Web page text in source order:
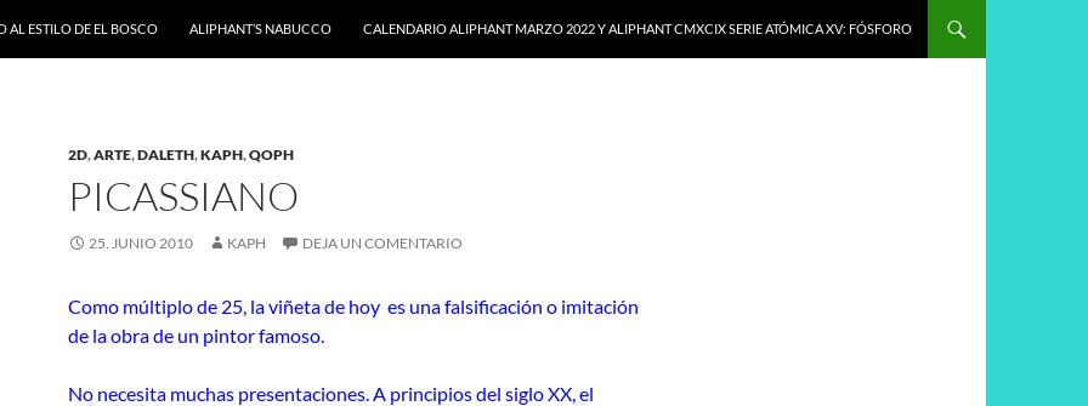
AL ESTILO DE EL BOSCO ALIPHANT’S NABUCCO CALENDARIO ALIPHANT MARZO 2022 Y ALIPHANT CMXCIX SERIE ATÓMICA XV: FÓSFORO
2D,ARTE,DALETH,KAPH,QOPH
PICASSIANO
25. JUNIO 2010 KAPH DEJA UN COMENTARIO
Como múltiplo de 25, la viñeta de hoy es una falsificación o imitación
de la obra de un pintor famoso.
No necesita muchas presentaciones. A principios del siglo XX, el